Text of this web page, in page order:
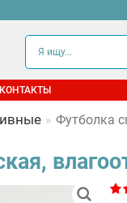
КОНТАКТЫ
Футболка